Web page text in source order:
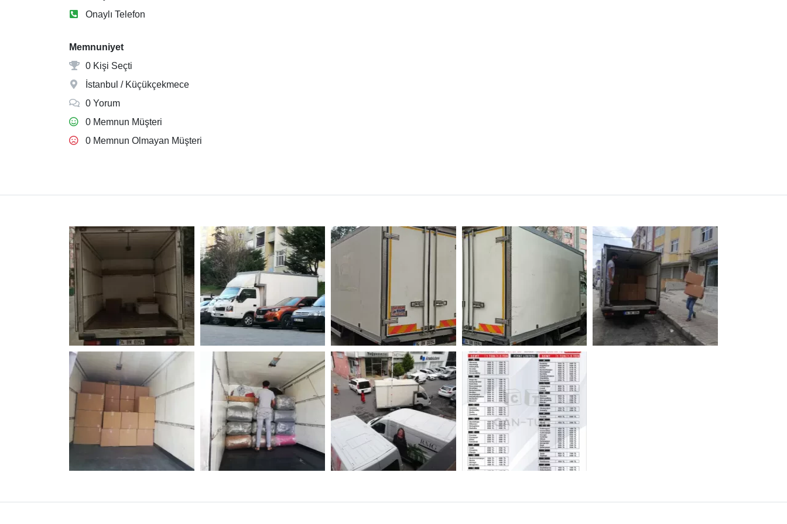
Onaylı Telefon
Memnuniyet
0 Kişi Seçti
İstanbul / Küçükçekmece
0 Yorum
0 Memnun Müşteri
0 Memnun Olmayan Müşteri